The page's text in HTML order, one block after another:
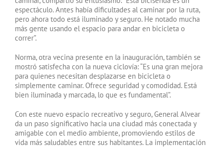
espectáculo. Antes había dificultades al caminar por la ruta,
pero ahora todo está iluminado y seguro. He notado mucha
más gente usando el espacio para andar en bicicleta o
correr”.
Norma, otra vecina presente en la inauguración, también se
mostró satisfecha con la nueva ciclovía: “Es una gran mejora
para quienes necesitan desplazarse en bicicleta o
simplemente caminar. Ofrece seguridad y comodidad. Está
bien iluminada y marcada, lo que es fundamental”.
Con este nuevo espacio recreativo y seguro, General Alvear
da un paso significativo hacia una ciudad más conectada y
amigable con el medio ambiente, promoviendo estilos de
vida más saludables entre sus habitantes. La implementación